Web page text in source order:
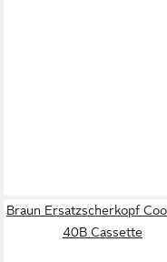
Braun Ersatzscherkopf
40B Cassette